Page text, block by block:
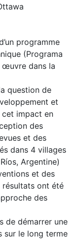
programme
(Programa
œuvre dans la
question de
et
cet impact en
des
et des
dans 4 villages
Argentine)
et des
résultats ont été
des
de démarrer une
sur le long terme